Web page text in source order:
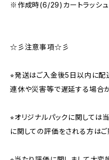
※作成時(6/29)カートラッシ
☆彡注意事項☆彡
⭐︎発送はご入金後5日以内に配
連休や災害等で遅延する場合が
⭐︎オリジナルパックに関しては
に関しての評価をされる方はご